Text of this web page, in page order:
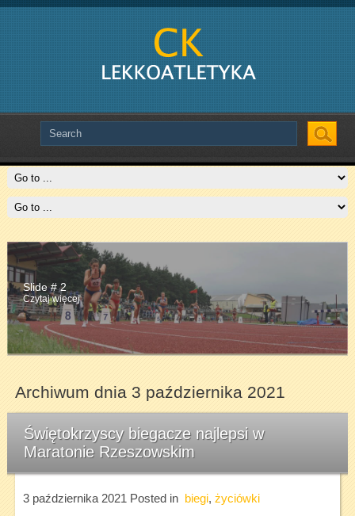
Slide # 2
Czytaj więcej
Archiwum dnia 3 października 2021
Świętokrzyscy biegacze najlepsi w
Maratonie Rzeszowskim
3 października 2021 Posted in biegi, życiówki